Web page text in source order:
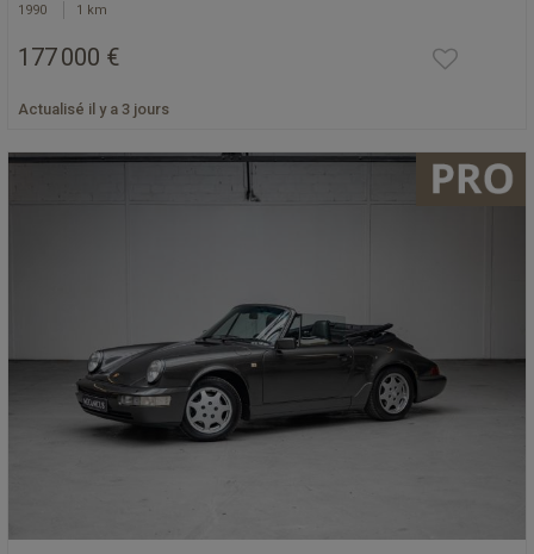
1990 1 km
177 000 €
Actualisé il y a 3 jours